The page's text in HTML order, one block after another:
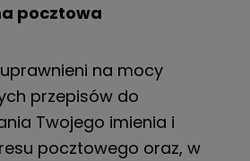
pocztowa
na mocy
przepisów do
Twojego imienia i
pocztowego oraz, w